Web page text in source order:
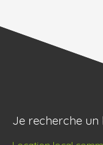
Je recherche un